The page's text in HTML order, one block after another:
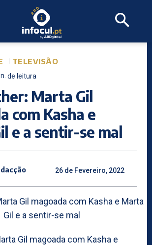
TELEVISÃO
de leitura
Marta Gil
com Kasha e
e a sentir-se mal
26 de Fevereiro, 2022
Gil magoada com Kasha e